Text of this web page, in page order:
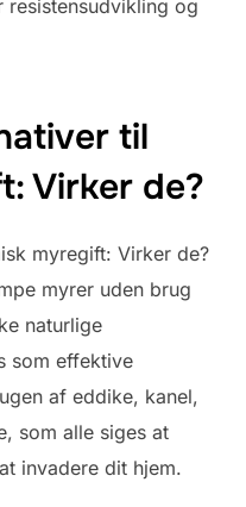
resistensudvikling og
til
Virker de?
myregift: Virker de?
myrer uden brug
naturlige
som effektive
af eddike, kanel,
som alle siges at
invadere dit hjem.